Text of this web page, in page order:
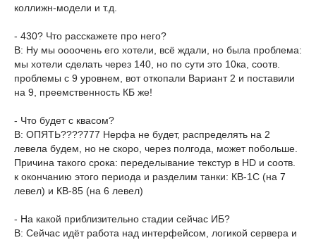
коллижн-модели и т.д.
- 430? Что расскажете про него?
В: Ну мы оооочень его хотели, всё ждали, но была проблема:
мы хотели сделать через 140, но по сути это 10ка, соотв.
проблемы с 9 уровнем, вот откопали Вариант 2 и поставили
на 9, преемственность КБ же!
- Что будет с квасом?
В: ОПЯТЬ????777 Нерфа не будет, распределять на 2
левела будем, но не скоро, через полгода, может побольше.
Причина такого срока: переделывание текстур в HD и соотв.
к окончанию этого периода и разделим танки: КВ-1С (на 7
левел) и КВ-85 (на 6 левел)
- На какой приблизительно стадии сейчас ИБ?
В: Сейчас идёт работа над интерфейсом, логикой сервера и